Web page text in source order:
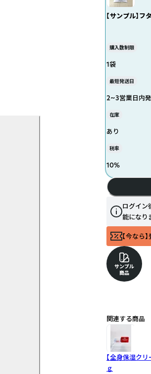
【サンプル】
購入数制限
1袋
最短発送日
2~3営業日内
在庫
あり
税率
10%
ログイン
能になり
【今なら
サンプル
商品
関連する商品
【全身保湿ク
ｇ